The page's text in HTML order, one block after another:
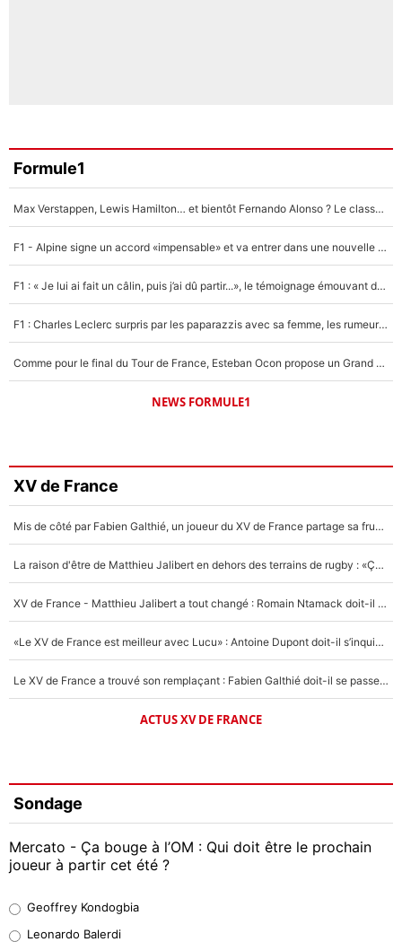
Formule1
Max Verstappen, Lewis Hamilton… et bientôt Fernando Alonso ? Le classement des pilotes les mieux payés en Formule 1 risque de changer !
F1 - Alpine signe un accord «impensable» et va entrer dans une nouvelle dimension : Grande nouvelle pour Pierre Gasly !
F1 : « Je lui ai fait un câlin, puis j’ai dû partir...», le témoignage émouvant de Max Verstappen sur sa fille
F1 : Charles Leclerc surpris par les paparazzis avec sa femme, les rumeurs étaient vraies !
Comme pour le final du Tour de France, Esteban Ocon propose un Grand Prix de Formule 1 à Paris : «Autour de l’Arc de Triomphe, ce serait génial» !
NEWS FORMULE1
XV de France
Mis de côté par Fabien Galthié, un joueur du XV de France partage sa frustration : «ils ne me l’ont pas dit tout de suite»
La raison d'être de Matthieu Jalibert en dehors des terrains de rugby : «Ça m'atteint autant que si tu touches à un membre de ma famille»
XV de France - Matthieu Jalibert a tout changé : Romain Ntamack doit-il s’inquiéter pour sa place à un an de la Coupe du monde ?
«Le XV de France est meilleur avec Lucu» : Antoine Dupont doit-il s’inquiéter pour sa place ?
Le XV de France a trouvé son remplaçant : Fabien Galthié doit-il se passer d'Antoine Dupont ?
ACTUS XV DE FRANCE
Sondage
Mercato - Ça bouge à l’OM : Qui doit être le prochain
joueur à partir cet été ?
38%
Geoffrey Kondogbia
Leonardo Balerdi